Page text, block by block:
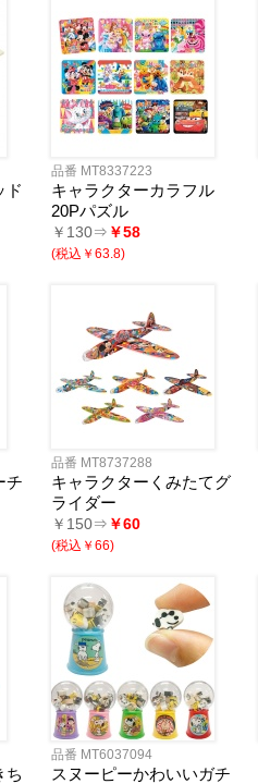
ド
品番 MT8337223
キャラクターカラフル
20Pパズル
￥130⇒ ￥58
(税込￥63.8)
チ
品番 MT8737288
キャラクターくみたてグ
ライダー
￥150⇒ ￥60
(税込￥66)
ち
品番 MT6037094
スヌーピーかわいいガチ